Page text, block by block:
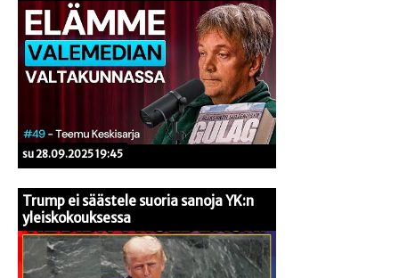
su 28.09.2025 19:45
Trump ei säästele suoria sanoja YK:n
yleiskokouksessa